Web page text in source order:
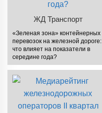
ЖД Транспорт
«Зеленая зона» контейнерных
перевозок на железной дороге:
что влияет на показатели в
середине года?